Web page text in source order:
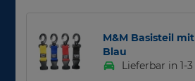
M&M Basisteil
Blau
Lieferbar in 1-